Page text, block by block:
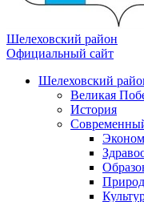
Шелеховский район
Официальный сайт
Шелеховский
Великая
История